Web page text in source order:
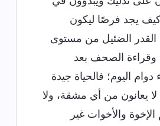
يجد فرصًا ليكون
القدر الضئيل من مستوى
وقراءة الصحف بعد
اليوم؛ فالحياة جيدة
لا يعانون من أي مشقة، ولا
والأخوات غير